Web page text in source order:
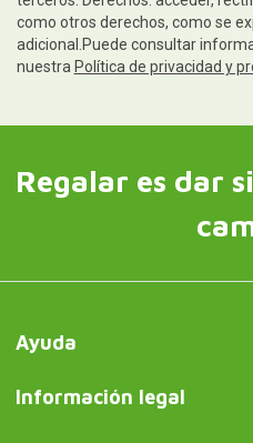
como otros derechos, como se
adicional.Puede consultar
nuestra Política de privacidad y
Regalar es dar
Ayuda
Información legal